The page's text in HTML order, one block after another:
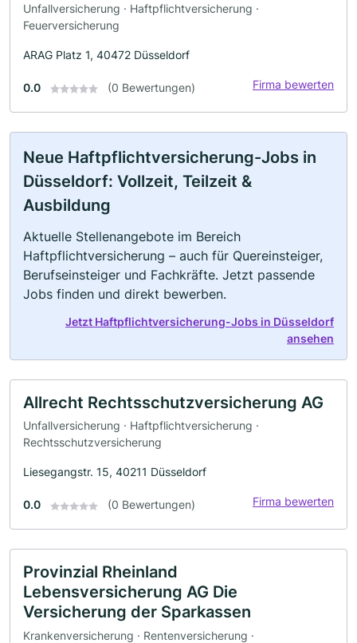
Unfallversicherung · Haftpflichtversicherung ·
Feuerversicherung
ARAG Platz 1, 40472 Düsseldorf
0.0 (0 Bewertungen) Firma bewerten
Neue Haftpflichtversicherung-Jobs in
Düsseldorf: Vollzeit, Teilzeit &
Ausbildung
Aktuelle Stellenangebote im Bereich
Haftpflichtversicherung – auch für Quereinsteiger,
Berufseinsteiger und Fachkräfte. Jetzt passende
Jobs finden und direkt bewerben.
Jetzt Haftpflichtversicherung-Jobs in Düsseldorf
ansehen
Allrecht Rechtsschutzversicherung AG
Unfallversicherung · Haftpflichtversicherung ·
Rechtsschutzversicherung
Liesegangstr. 15, 40211 Düsseldorf
0.0 (0 Bewertungen) Firma bewerten
Provinzial Rheinland
Lebensversicherung AG Die
Versicherung der Sparkassen
Krankenversicherung · Rentenversicherung ·